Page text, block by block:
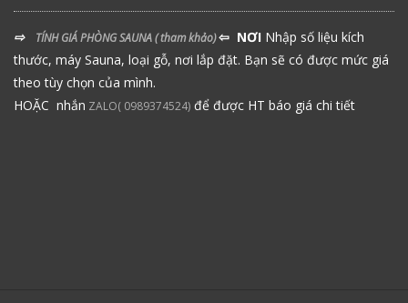
⇨ TÍNH GIÁ PHÒNG SAUNA( tham khảo)⇦ NƠI Nhập số liệu kích
thước, máy Sauna, loại gỗ, nơi lắp đặt. Bạn sẽ có được mức giá
theo tùy chọn của mình.
HOẶC nhắn ZALO( 0989374524) để được HT báo giá chi tiết